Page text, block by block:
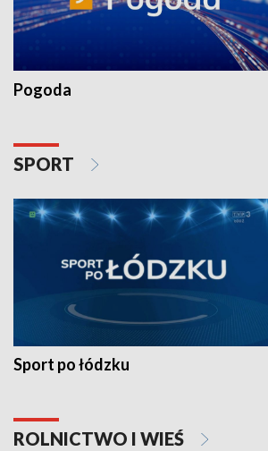
Pogoda
SPORT
Sport po łódzku
ROLNICTWO I WIEŚ